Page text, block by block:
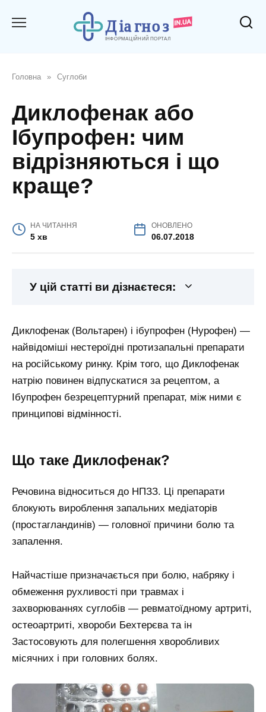
Головна » Суглоби
Диклофенак або
Ібупрофен: чим
відрізняються і що
краще?
НА ЧИТАННЯ
5 хв
ОНОВЛЕНО
06.07.2018
У цій статті ви дізнаєтеся:
Диклофенак (Вольтарен) і ібупрофен (Нурофен) —
найвідоміші нестероїдні протизапальні препарати
на російському ринку. Крім того, що Диклофенак
натрію повинен відпускатися за рецептом, а
Ібупрофен безрецептурний препарат, між ними є
принципові відмінності.
Що таке Диклофенак?
Речовина відноситься до НПЗЗ. Ці препарати
блокують вироблення запальних медіаторів
(простагландинів) — головної причини болю та
запалення.
Найчастіше призначається при болю, набряку і
обмеження рухливості при травмах і
захворюваннях суглобів — ревматоїдному артриті,
остеоартриті, хвороби Бехтерєва та ін
Застосовують для полегшення хворобливих
місячних і при головних болях.